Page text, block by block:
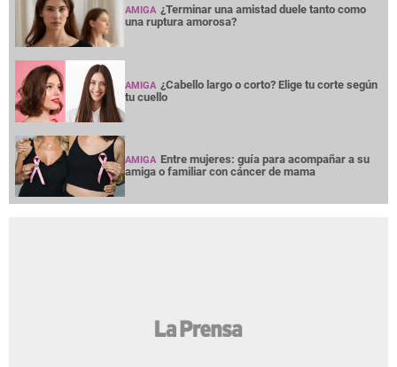
AMIGA ¿Terminar una amistad duele tanto como
una ruptura amorosa?
AMIGA ¿Cabello largo o corto? Elige tu corte según
tu cuello
AMIGA Entre mujeres: guía para acompañar a su
amiga o familiar con cáncer de mama